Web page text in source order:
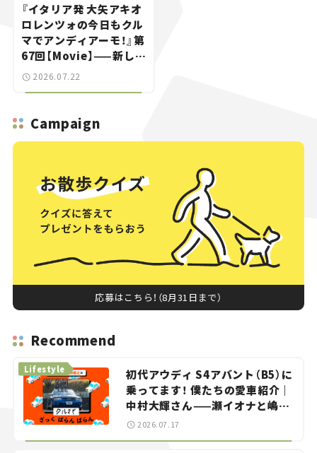
『イタリア発 大矢アキオ
ロレンツォの今日もクル
マでアンディアーモ！』第
67回【Movie】——新しい
スーパーカーショーで起
きた、若者たちの「驚き」
2026.07.22
Campaign
応募はこちら！（8月31日まで）
Recommend
初代アウディ S4アバント（B5）に
乗ってます！ 僕たちの愛車紹介｜
中村大輝さん——瀬イオナと嶋田
智之の「クルマでざっくばらんば
らん！」＃20
Lifestyle
2026.07.17